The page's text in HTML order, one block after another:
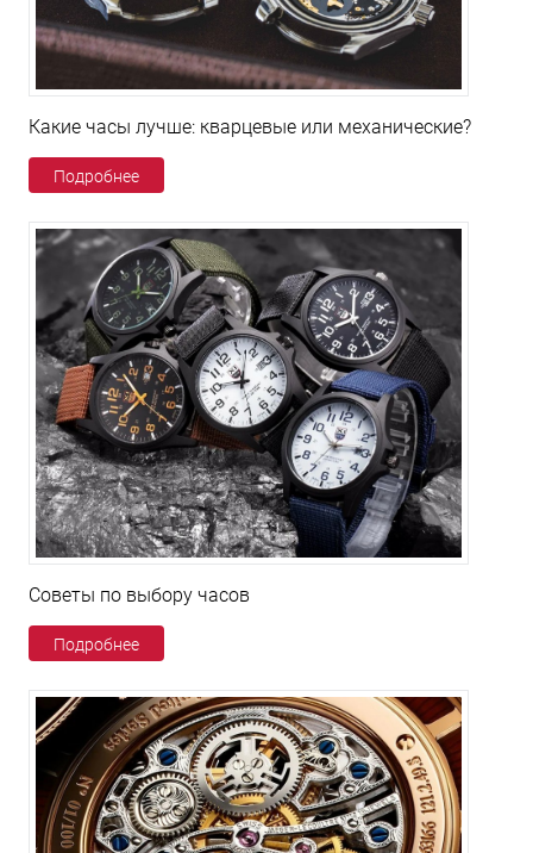
Какие часы лучше: кварцевые или механические?
Подробнее
Советы по выбору часов
Подробнее